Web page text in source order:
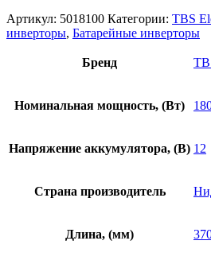
Артикул: 5018100 Категории: TBS
инверторы, Батарейные инверторы
Бренд
Номинальная мощность, (Вт)
Напряжение аккумулятора, (В) 12
Страна производитель
Длина, (мм)